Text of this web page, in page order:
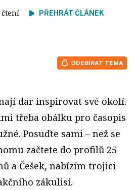
čtení PŘEHRÁT ČLÁNEK
ODEBÍRAT TÉMA
dar inspirovat své okolí.
třeba obálku pro časopis
Posuďte sami – než se
začtete do profilů 25
a Češek, nabízím trojici
zákulisí.